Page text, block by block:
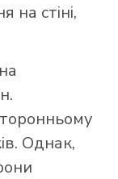
на стіні,
Однак,